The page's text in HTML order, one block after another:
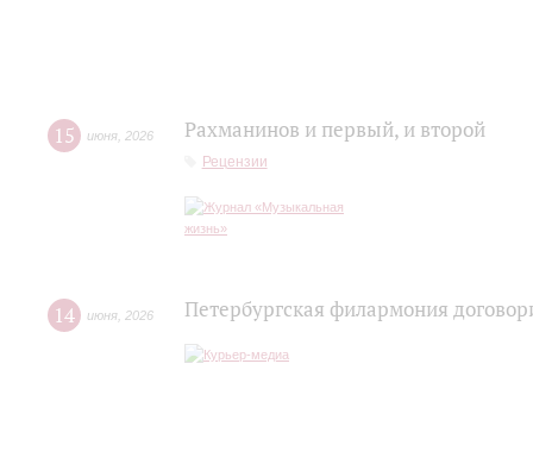
15 июня 2026 Рахманинов и первый, и второй
Рецензии
14 июня 2026 Петербургская филармония